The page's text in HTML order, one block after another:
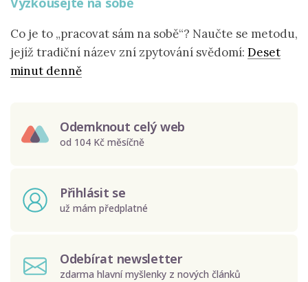
Co je to „pracovat sám na sobě“? Naučte se metodu,
jejíž tradiční název zní zpytování svědomí: Deset
minut denně
Odemknout celý web
od 104 Kč měsíčně
Přihlásit se
už mám předplatné
Odebírat newsletter
zdarma hlavní myšlenky z nových článků